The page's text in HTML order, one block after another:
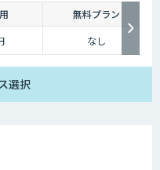
無料プラン
なし
選択